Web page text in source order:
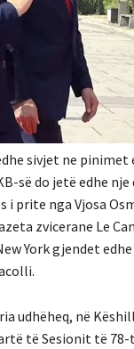
sivjet ne pinimet
së do jetë edhe nje
i prite nga Vjosa
zvicerane Le
York gjendet
udhëheq, në
të Sesionit të 78-